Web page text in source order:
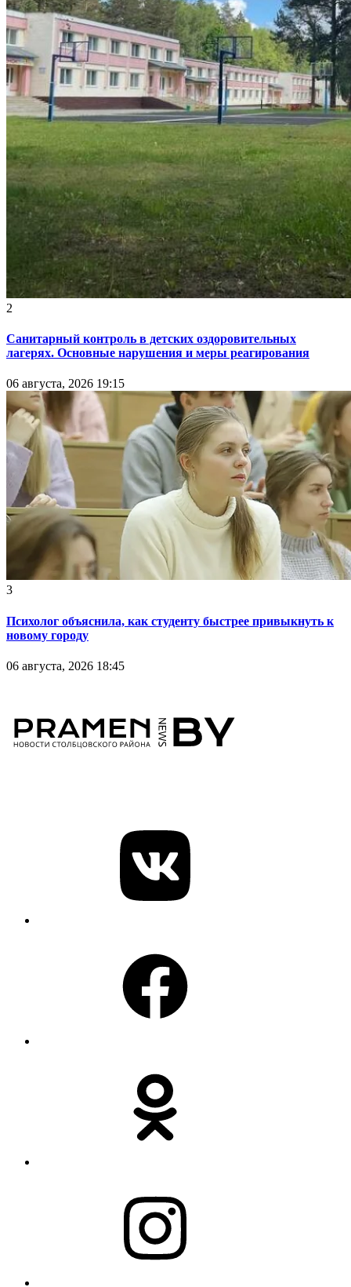
2
Санитарный контроль в детских оздоровительных
лагерях. Основные нарушения и меры реагирования
06 августа, 2026 19:15
3
Психолог объяснила, как студенту быстрее привыкнуть к
новому городу
06 августа, 2026 18:45